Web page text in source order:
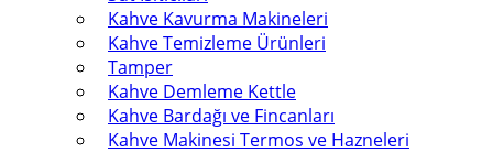
Kahve Kavurma Makineleri
Kahve Temizleme Ürünleri
Tamper
Kahve Demleme Kettle
Kahve Bardağı ve Fincanları
Kahve Makinesi Termos ve Hazneleri